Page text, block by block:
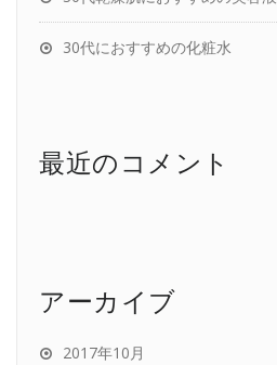
30代におすすめの化粧水
最近のコメント
アーカイブ
2017年10月